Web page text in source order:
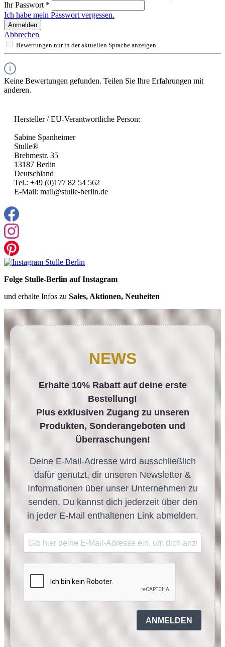
Ihr Passwort *
Ich habe mein Passwort vergessen.
Anmelden
Abbrechen
Bewertungen nur in der aktuellen Sprache anzeigen.
Keine Bewertungen gefunden. Teilen Sie Ihre Erfahrungen mit
anderen.
Hersteller / EU-Verantwortliche Person:
Sabine Spanheimer
Stulle®
Brehmestr. 35
13187 Berlin
Deutschland
Tel.: +49 (0)177 82 54 562
E-Mail: mail@stulle-berlin.de
Folge Stulle-Berlin auf Instagram
und erhalte Infos zu Sales, Aktionen, Neuheiten
NEWS
Erhalte 10% Rabatt auf deine erste
Bestellung!
Plus exklusiven Zugang zu unseren
Produkten, Sonderangeboten und
Überraschungen!
Deine E-Mail-Adresse wird ausschließlich
dafür genutzt, dir unseren Newsletter &
Informationen über unser Unternehmen zu
senden. Du kannst dich jederzeit über den
in jeder E-Mail enthaltenen Link abmelden.
ANMELDEN